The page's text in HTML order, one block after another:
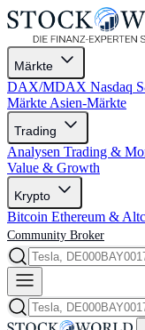
Märkte
DAX/MDAX Nasdaq
Märkte Asien-Märkte
Trading
Analysen Trading &
Value & Growth
Krypto
Bitcoin Ethereum &
Community Broker